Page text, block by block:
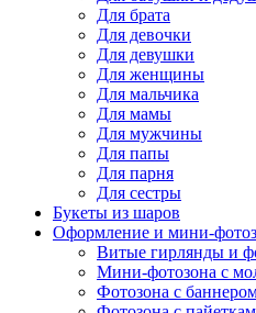
Для брата
Для девочки
Для девушки
Для женщины
Для мальчика
Для мамы
Для мужчины
Для папы
Для парня
Для сестры
Букеты из шаров
Оформление и
Витые гирлянды и
Мини-фотозона с
Фотозона с